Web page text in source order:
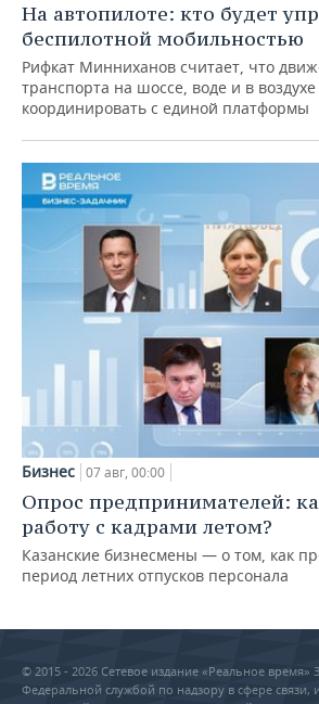
На автопилоте: кто будет
беспилотной мобильностью
Рифкат Минниханов считает, что
транспорта на шоссе, воде и в
координировать с единой платформы
Бизнес 07 авг, 00:00
Опрос предпринимателей:
работу с кадрами летом?
Казанские бизнесмены — о том, как
период летних отпусков персонала
© 2015 - 2026 Сетевое издание «Реальное время»
Федеральной службой по надзору в сфере